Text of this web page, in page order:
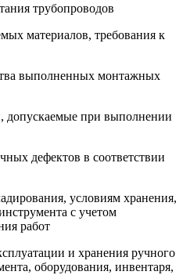
трубопроводов
материалов, требования к
выполненных монтажных
допускаемые при выполнении
дефектов в соответствии
условиям хранения,
с учетом
работ
и хранения ручного
оборудования, инвентаря,